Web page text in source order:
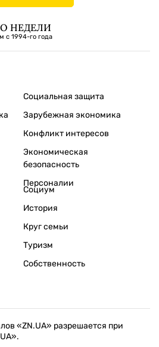
НЕДЕЛИ
с 1994-го года
Социальная защита
Зарубежная экономика
Конфликт интересов
Экономическая
безопасность
Персоналии
Социум
История
Круг семьи
Туризм
Собственность
«ZN.UA» разрешается при